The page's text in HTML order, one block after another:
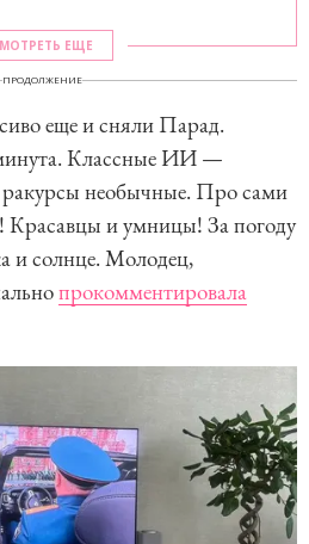
ЕЩЕ
ПРОДОЛЖЕНИЕ
еще и сняли Парад.
Классные ИИ —
ракурсы необычные. Про сами
Красавцы и умницы! За погоду
и солнце. Молодец,
прокомментировала